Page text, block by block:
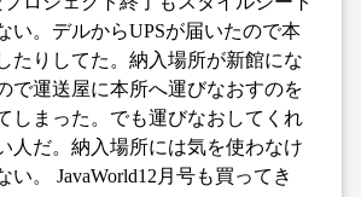
い。デルからUPSが届いたので本
たりしてた。納入場所が新館にな
で運送屋に本所へ運びなおすのを
しまった。でも運びなおしてくれ
人だ。納入場所には気を使わなけ
い。 JavaWorld12月号も買ってき